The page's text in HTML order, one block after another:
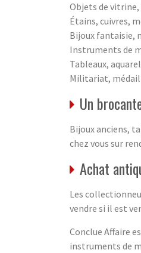
Objets de
Étains, cuivres,
Bijoux fantaisie,
Instruments de
Tableaux,
Militariat,
Un
Bijoux anciens,
chez vous sur
Achat
Les
vendre si il est
Conclue Affaire
instruments de